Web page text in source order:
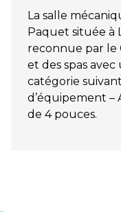
La salle
Paquet située à
reconnue par le
et des spas avec
catégorie
d’équipement –
de 4 pouces.